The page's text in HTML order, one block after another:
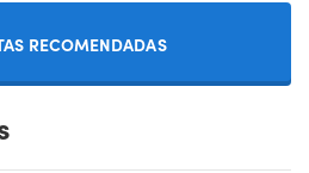
RECOMENDADAS